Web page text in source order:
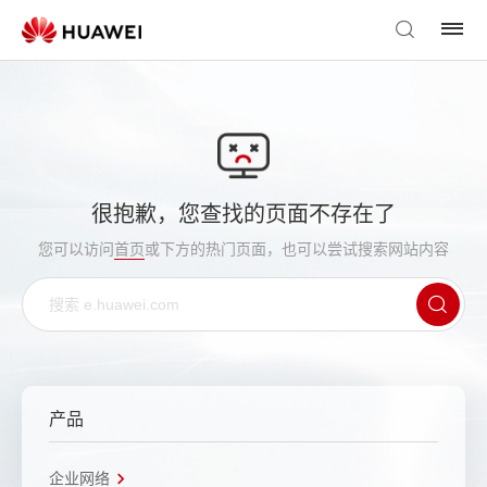
很抱歉，您查找的页面不存在了
您可以访问首页或下方的热门页面，也可以尝试搜索网站内容
产品
企业网络